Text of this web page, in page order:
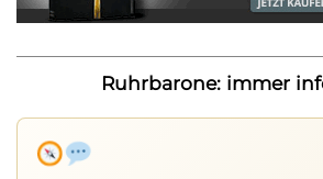
Ruhrbarone: immer